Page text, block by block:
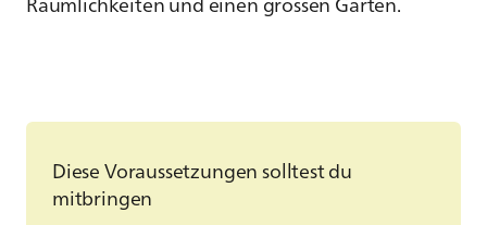
Diese Voraussetzungen solltest du
mitbringen